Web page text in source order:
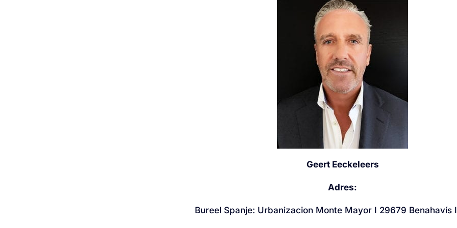
Geert Eeckeleers
Adres:
Bureel Spanje: Urbanizacion Monte Mayor I 29679 Benahavís